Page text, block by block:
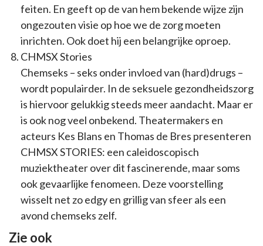
feiten. En geeft op de van hem bekende wijze zijn
ongezouten visie op hoe we de zorg moeten
inrichten. Ook doet hij een belangrijke oproep.
CHMSX Stories
Chemseks – seks onder invloed van (hard)drugs –
wordt populairder. In de seksuele gezondheidszorg
is hiervoor gelukkig steeds meer aandacht. Maar er
is ook nog veel onbekend. Theatermakers en
acteurs Kes Blans en Thomas de Bres presenteren
CHMSX STORIES: een caleidoscopisch
muziektheater over dit fascinerende, maar soms
ook gevaarlijke fenomeen. Deze voorstelling
wisselt net zo edgy en grillig van sfeer als een
avond chemseks zelf.
Zie ook